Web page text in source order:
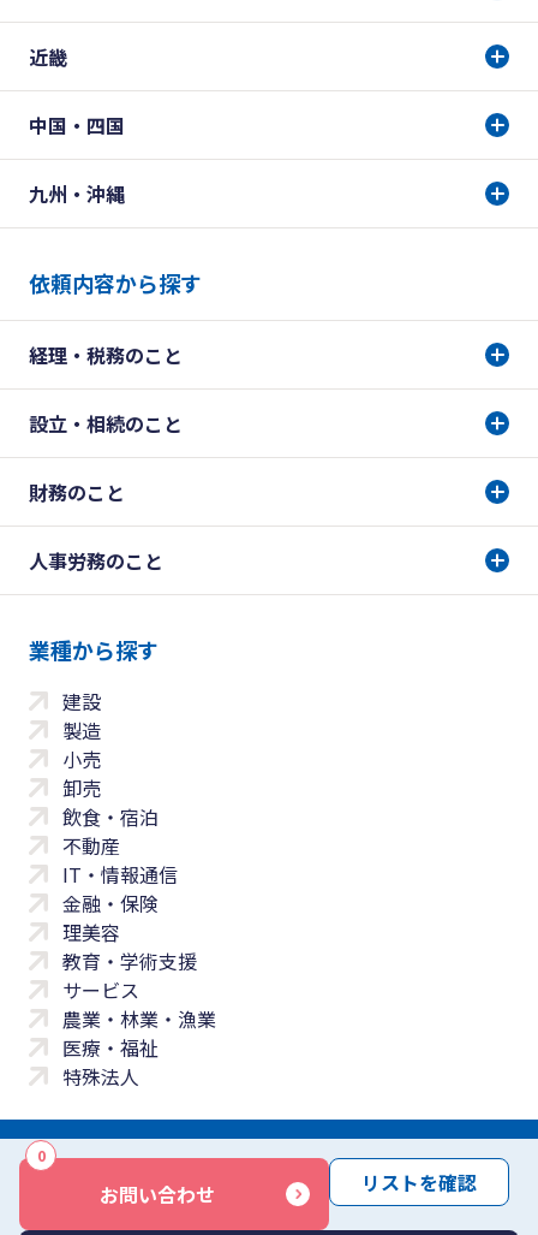
お問い合わせ
0
リストを確認
近畿
中国・四国
九州・沖縄
依頼内容から探す
経理・税務のこと
設立・相続のこと
財務のこと
人事労務のこと
業種から探す
建設
製造
小売
卸売
飲食・宿泊
不動産
IT・情報通信
金融・保険
理美容
教育・学術支援
サービス
農業・林業・漁業
医療・福祉
特殊法人
サイトマップ 免責事項 サービス利用規約
商標について反社会勢力に対する基本方針 お問い合わせ